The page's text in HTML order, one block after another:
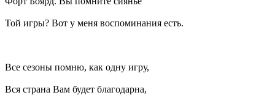
Той игры? Вот у меня воспоминания есть.
Все сезоны помню, как одну игру,
Вся страна Вам будет благодарна,